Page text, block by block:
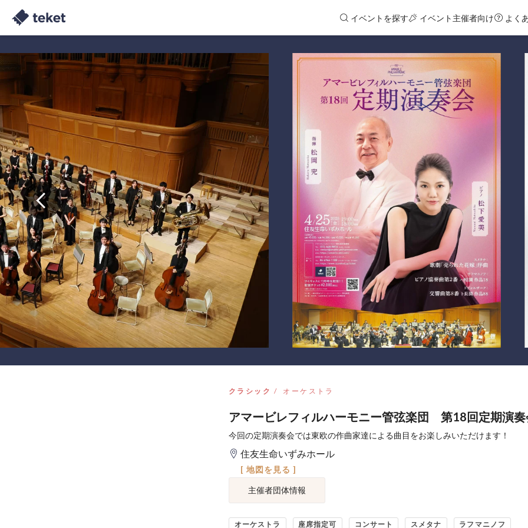
イベントを探す イベント主催者向け よく
クラシック オーケストラ
アマービレフィルハーモニー管弦楽団 第18回定期演奏
今回の定期演奏会では東欧の作曲家達による曲目をお楽しみいただけます！
住友生命いずみホール
[ 地図を見る ]
主催者団体情報
オーケストラ 座席指定可 コンサート スメタナ ラフマニノフ